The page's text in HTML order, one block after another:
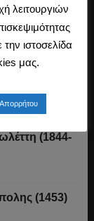
(1844-
(1453)
λειτουργιών
ιστοσελίδα
μας.
Απορρήτου